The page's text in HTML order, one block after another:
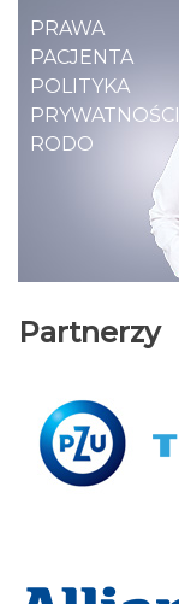
PRAWA
PACJENTA
POLITYKA
PRYWATNOŚCI
RODO
Partnerzy